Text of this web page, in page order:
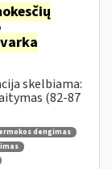
skelbiama:
(82-87
dengimas